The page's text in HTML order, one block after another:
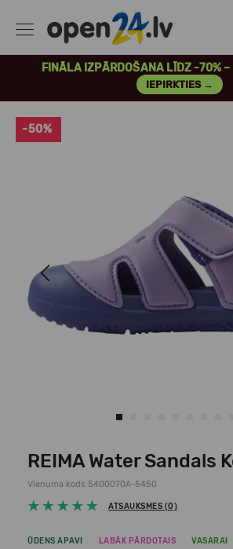
FINĀLA IZPĀRDOŠANA LĪDZ -70%
IEPIRKTIES →
Previous
-50%
REIMA Water Sandals
Vienuma kods 5400070A-5450
ATSAUKSMES (0)
ŪDENS APAVI LABĀK PĀRDOTAIS
VASARAI